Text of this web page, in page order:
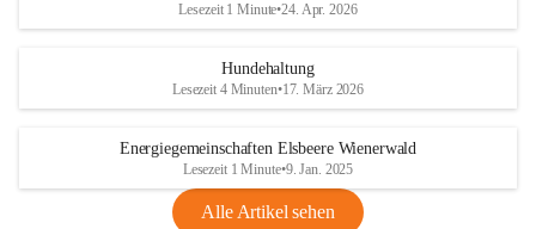
Lesezeit 1 Minute•24. Apr. 2026
Hundehaltung
Lesezeit 4 Minuten•17. März 2026
Energiegemeinschaften Elsbeere Wienerwald
Lesezeit 1 Minute•9. Jan. 2025
Alle Artikel sehen